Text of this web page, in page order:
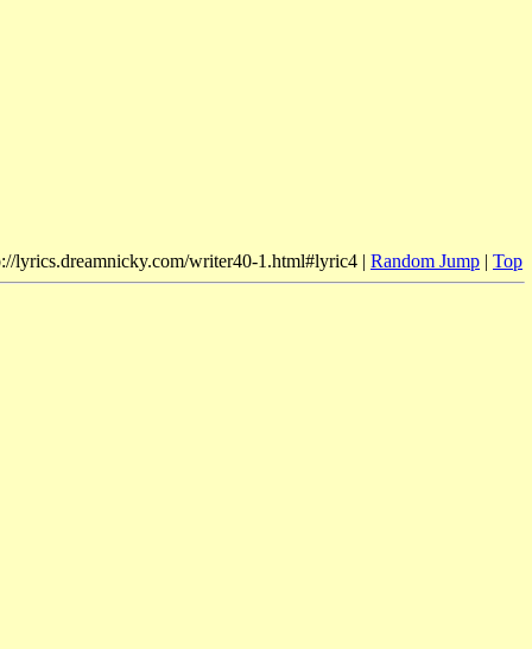
lyrics.dreamnicky.com/writer40-1.html#lyric4 | Random Jump | Top